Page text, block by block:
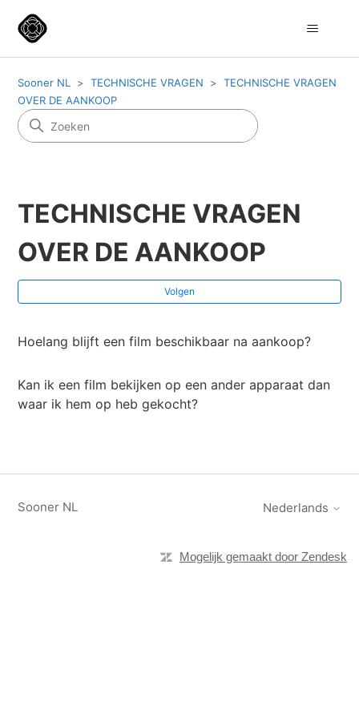
Sooner NL TECHNISCHE VRAGEN
TECHNISCHE VRAGEN
OVER DE AANKOOP
TECHNISCHE VRAGEN
OVER DE AANKOOP
Volgen
Hoelang blijft een film beschikbaar na aankoop?
Kan ik een film bekijken op een ander apparaat dan
waar ik hem op heb gekocht?
Sooner NL Nederlands
Mogelijk gemaakt door Zendesk